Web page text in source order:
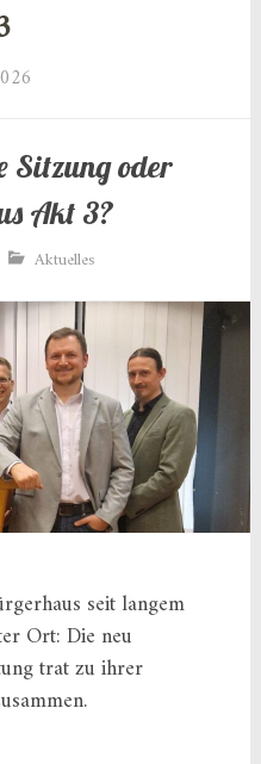
Sitzung oder
Akt 3?
Aktuelles
seit langem
Ort: Die neu
trat zu ihrer